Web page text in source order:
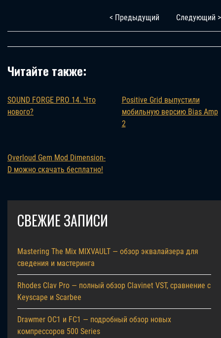
< Предыдущий Следующий >
Читайте также:
SOUND FORGE PRO 14. Что
нового?
Positive Grid выпустили
мобильную версию Bias Amp
2
Overloud Gem Mod Dimension-
D можно скачать бесплатно!
СВЕЖИЕ ЗАПИСИ
Mastering The Mix MIXVAULT — обзор эквалайзера для
сведения и мастеринга
Rhodes Clav Pro — полный обзор Clavinet VST, сравнение с
Keyscape и Scarbee
Drawmer OC1 и FC1 — подробный обзор новых
компрессоров 500 Series